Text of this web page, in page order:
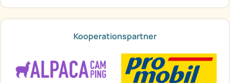
Kooperationspartner